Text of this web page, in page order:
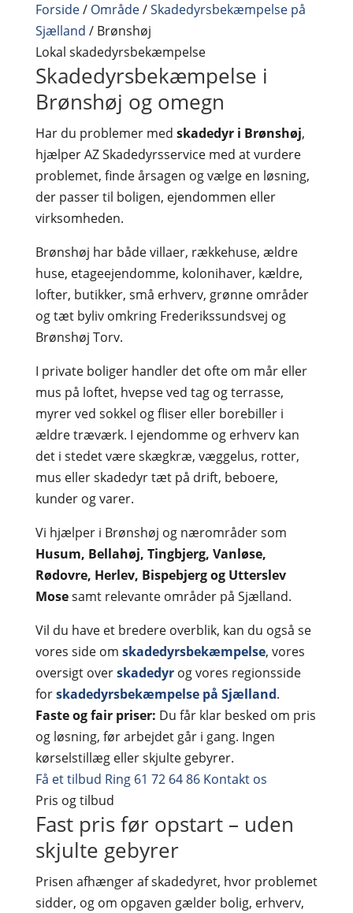
Forside/ Område/Skadedyrsbekæmpelse på
Sjælland / Brønshøj
Lokal skadedyrsbekæmpelse
Skadedyrsbekæmpelse i
Brønshøj og omegn
Har du problemer med skadedyr i Brønshøj,
hjælper AZ Skadedyrsservice med at vurdere
problemet, finde årsagen og vælge en løsning,
der passer til boligen, ejendommen eller
virksomheden.
Brønshøj har både villaer, rækkehuse, ældre
huse, etageejendomme, kolonihaver, kældre,
lofter, butikker, små erhverv, grønne områder
og tæt byliv omkring Frederikssundsvej og
Brønshøj Torv.
I private boliger handler det ofte om mår eller
mus på loftet, hvepse ved tag og terrasse,
myrer ved sokkel og fliser eller borebiller i
ældre træværk. I ejendomme og erhverv kan
det i stedet være skægkræ, væggelus, rotter,
mus eller skadedyr tæt på drift, beboere,
kunder og varer.
Vi hjælper i Brønshøj og nærområder som
Husum, Bellahøj, Tingbjerg, Vanløse,
Rødovre, Herlev, Bispebjerg og Utterslev
Mosesamt relevante områder på Sjælland.
Vil du have et bredere overblik, kan du også se
vores side om skadedyrsbekæmpelse, vores
oversigt overskadedyrog vores regionsside
forskadedyrsbekæmpelse på Sjælland.
Faste og fair priser: Du får klar besked om pris
og løsning, før arbejdet går i gang. Ingen
kørselstillæg eller skjulte gebyrer.
Få et tilbud Ring 61 72 64 86 Kontakt os
Pris og tilbud
Fast pris før opstart – uden
skjulte gebyrer
Prisen afhænger af skadedyret, hvor problemet
sidder, og om opgaven gælder bolig, erhverv,